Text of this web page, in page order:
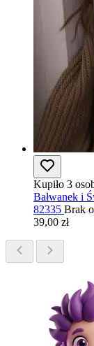
Kupiło 3
Bałwanek i
82335 Brak
39,00 zł